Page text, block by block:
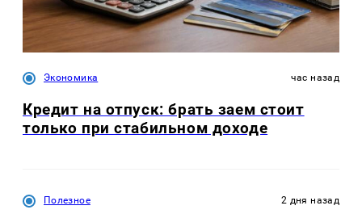
Экономика час назад
Кредит на отпуск: брать заем стоит
только при стабильном доходе
Полезное 2 дня назад